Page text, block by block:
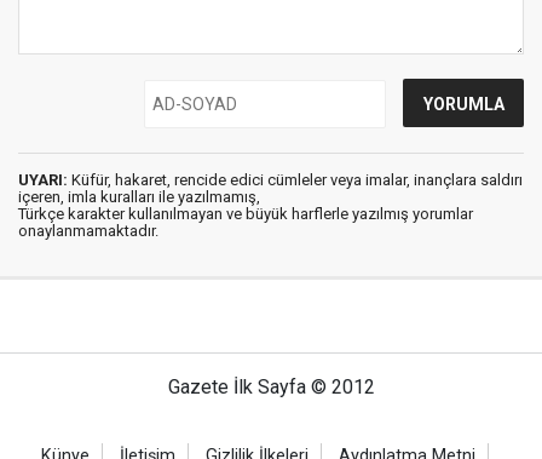
UYARI: Küfür, hakaret, rencide edici cümleler veya imalar, inançlara saldırı
içeren, imla kuralları ile yazılmamış,
Türkçe karakter kullanılmayan ve büyük harflerle yazılmış yorumlar
onaylanmamaktadır.
Gazete İlk Sayfa © 2012